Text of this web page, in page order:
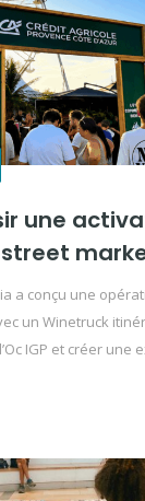
une
a conçu une
un Winetruck
IGP et créer une